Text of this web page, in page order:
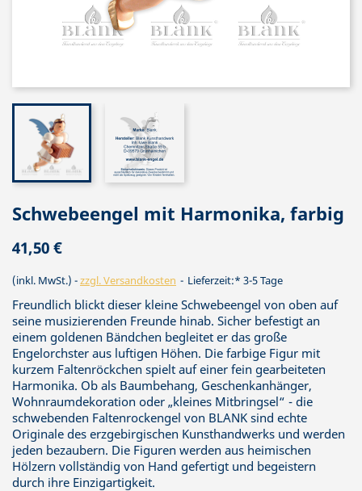
Schwebeengel mit Harmonika, farbig
41,50 €
(inkl. MwSt.) zzgl. Versandkosten Lieferzeit:* 3-5 Tage
Freundlich blickt dieser kleine Schwebeengel von oben auf
seine musizierenden Freunde hinab. Sicher befestigt an
einem goldenen Bändchen begleitet er das große
Engelorchster aus luftigen Höhen. Die farbige Figur mit
kurzem Faltenröckchen spielt auf einer fein gearbeiteten
Harmonika. Ob als Baumbehang, Geschenkanhänger,
Wohnraumdekoration oder „kleines Mitbringsel“ - die
schwebenden Faltenrockengel von BLANK sind echte
Originale des erzgebirgischen Kunsthandwerks und werden
jeden bezaubern. Die Figuren werden aus heimischen
Hölzern vollständig von Hand gefertigt und begeistern
durch ihre Einzigartigkeit.